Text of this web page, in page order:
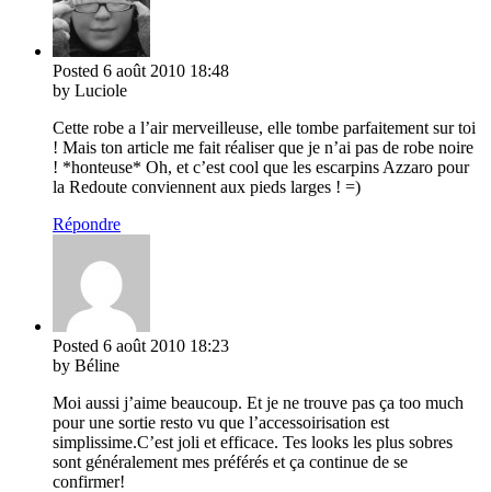
Posted 6 août 2010 18:48
by Luciole
Cette robe a l’air merveilleuse, elle tombe parfaitement sur toi
! Mais ton article me fait réaliser que je n’ai pas de robe noire
! *honteuse* Oh, et c’est cool que les escarpins Azzaro pour
la Redoute conviennent aux pieds larges ! =)
Répondre
Posted 6 août 2010 18:23
by Béline
Moi aussi j’aime beaucoup. Et je ne trouve pas ça too much
pour une sortie resto vu que l’accessoirisation est
simplissime.C’est joli et efficace. Tes looks les plus sobres
sont généralement mes préférés et ça continue de se
confirmer!